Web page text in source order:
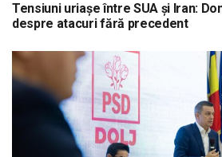
Tensiuni uriașe între SUA și Iran:
despre atacuri fără precedent